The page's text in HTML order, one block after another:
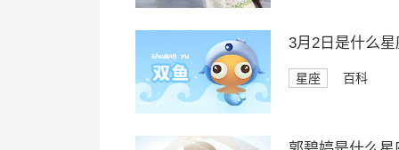
3月2日是什么星
星座 百科